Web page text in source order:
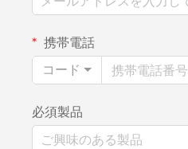
携帯電話
コード
必須製品